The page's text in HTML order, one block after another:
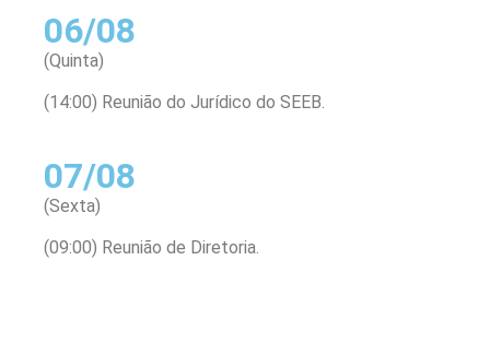
06/08
(Quinta)
(14:00) Reunião do Jurídico do SEEB.
07/08
(Sexta)
(09:00) Reunião de Diretoria.